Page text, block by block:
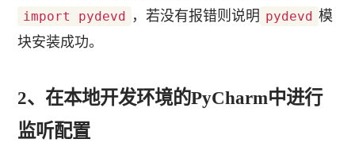
import pydevd ，若没有报错则说明 pydevd 模
块安装成功。
2、在本地开发环境的PyCharm中进行
监听配置